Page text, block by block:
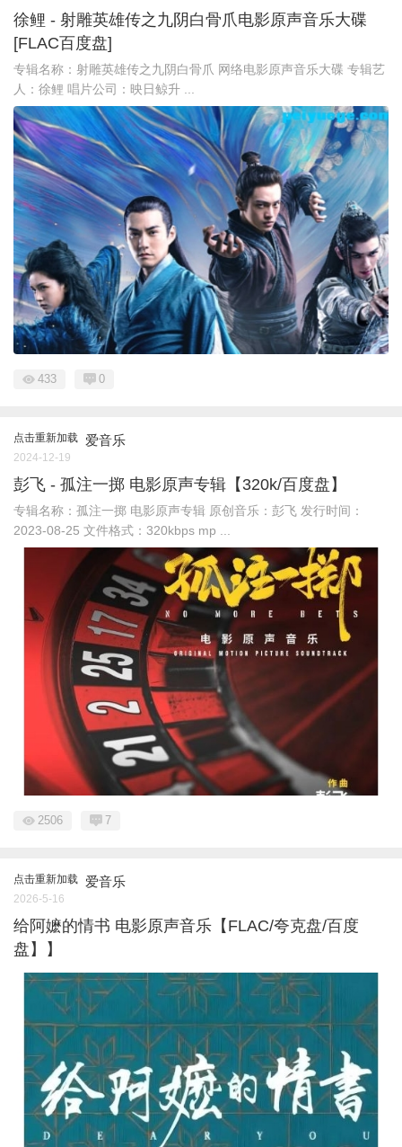
徐鲤 - 射雕英雄传之九阴白骨爪电影原声音乐大碟
[FLAC百度盘]
专辑名称：射雕英雄传之九阴白骨爪 网络电影原声音乐大碟 专辑艺
人：徐鲤 唱片公司：映日鲸升 ...
433 0
点击重新加载 爱音乐
2024-12-19
彭飞 - 孤注一掷 电影原声专辑【320k/百度盘】
专辑名称：孤注一掷 电影原声专辑 原创音乐：彭飞 发行时间：
2023-08-25 文件格式：320kbps mp ...
2506 7
点击重新加载 爱音乐
2026-5-16
给阿嬷的情书 电影原声音乐【FLAC/夸克盘/百度
盘】】